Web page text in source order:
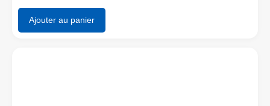
Ajouter au panier